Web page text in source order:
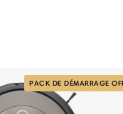
PACK DE DÉMARRAGE